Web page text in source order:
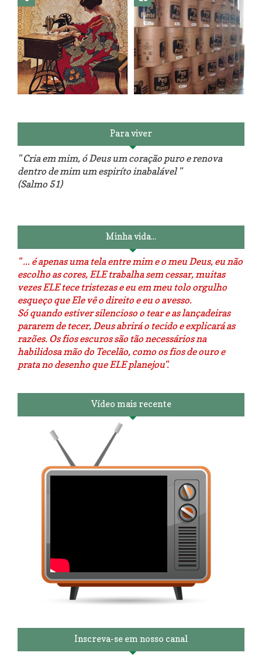
Reforma do sofá, agora é em
patchwork!
The Red Velvet !!! O Perfeito
Para viver
" Cria em mim, ó Deus um coração puro e renova
dentro de mim um espiríto inabalável "
(Salmo 51)
Minha vida...
" ... é apenas uma tela entre mim e o meu Deus, eu não
escolho as cores, ELE trabalha sem cessar, muitas
vezes ELE tece tristezas e eu em meu tolo orgulho
esqueço que Ele vê o direito e eu o avesso.
Só quando estiver silencioso o tear e as lançadeiras
pararem de tecer, Deus abrirá o tecido e explicará as
razões. Os fios escuros são tão necessários na
habilidosa mão do Tecelão, como os fios de ouro e
prata no desenho que ELE planejou".
Vídeo mais recente
Inscreva-se em nosso canal